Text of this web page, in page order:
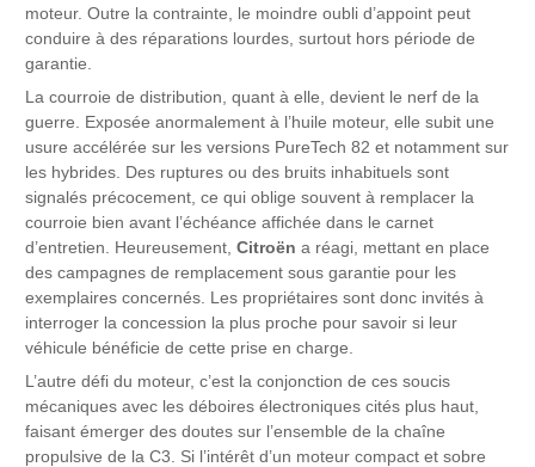
moteur. Outre la contrainte, le moindre oubli d’appoint peut
conduire à des réparations lourdes, surtout hors période de
garantie.
La courroie de distribution, quant à elle, devient le nerf de la
guerre. Exposée anormalement à l’huile moteur, elle subit une
usure accélérée sur les versions PureTech 82 et notamment sur
les hybrides. Des ruptures ou des bruits inhabituels sont
signalés précocement, ce qui oblige souvent à remplacer la
courroie bien avant l’échéance affichée dans le carnet
d’entretien. Heureusement,Citroën a réagi, mettant en place
des campagnes de remplacement sous garantie pour les
exemplaires concernés. Les propriétaires sont donc invités à
interroger la concession la plus proche pour savoir si leur
véhicule bénéficie de cette prise en charge.
L’autre défi du moteur, c’est la conjonction de ces soucis
mécaniques avec les déboires électroniques cités plus haut,
faisant émerger des doutes sur l’ensemble de la chaîne
propulsive de la C3. Si l’intérêt d’un moteur compact et sobre